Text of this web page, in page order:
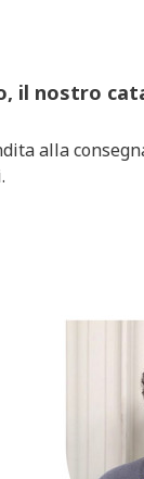
il nostro
alla